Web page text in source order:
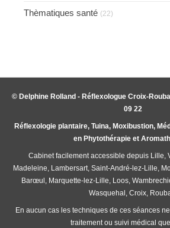
Thèmatiques santé (22)
© Delphine Rolland - Réflexologue Croix-
09 22
Réflexologie plantaire, Tuina, Moxibustion,
en Phytothérapie et
Cabinet facilement accessible depuis Lille,
Madeleine, Lambersart, Saint-André-lez-Lille,
Barœul, Marquette-lez-Lille, Loos,
Wasquehal, Croix,
En aucun cas les techniques de ces séances
traitement ou suivi médical